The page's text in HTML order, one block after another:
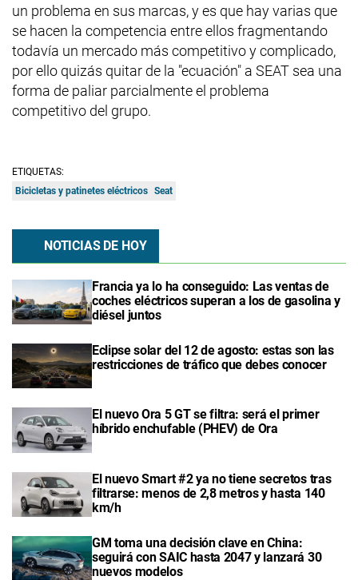
un problema en sus marcas, y es que hay varias que
se hacen la competencia entre ellos fragmentando
todavía un mercado más competitivo y complicado,
por ello quizás quitar de la "ecuación" a SEAT sea una
forma de paliar parcialmente el problema
competitivo del grupo.
ETIQUETAS:
Bicicletas y patinetes eléctricos Seat
NOTICIAS DE HOY
Francia ya lo ha conseguido: Las ventas de
coches eléctricos superan a los de gasolina y
diésel juntos
Eclipse solar del 12 de agosto: estas son las
restricciones de tráfico que debes conocer
El nuevo Ora 5 GT se filtra: será el primer
híbrido enchufable (PHEV) de Ora
El nuevo Smart #2 ya no tiene secretos tras
filtrarse: menos de 2,8 metros y hasta 140
km/h
GM toma una decisión clave en China:
seguirá con SAIC hasta 2047 y lanzará 30
nuevos modelos